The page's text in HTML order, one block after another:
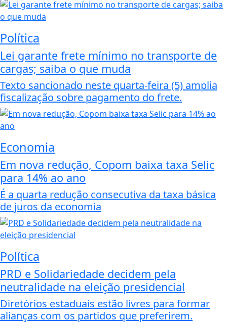
Política
Lei garante frete mínimo no transporte de
cargas; saiba o que muda
Texto sancionado neste quarta-feira (5) amplia
fiscalização sobre pagamento do frete.
Economia
Em nova redução, Copom baixa taxa Selic
para 14% ao ano
É a quarta redução consecutiva da taxa básica
de juros da economia
Política
PRD e Solidariedade decidem pela
neutralidade na eleição presidencial
Diretórios estaduais estão livres para formar
alianças com os partidos que preferirem.